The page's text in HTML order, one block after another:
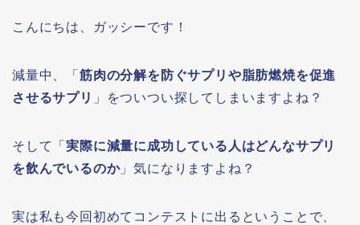
こんにちは、ガッシーです！
減量中、「 筋肉の分解を防ぐサプリや脂肪燃焼を促進
させるサプリ 」をついつい探してしまいますよね？
そして「実際に減量に成功している人はどんなサプリ
を飲んでいるのか」気になりますよね？
実は私も今回初めてコンテストに出るということで、